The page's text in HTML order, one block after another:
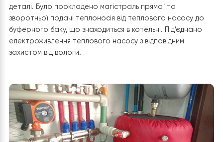
1. Встановлення зовнішнього блоку
Першим етапом встановлення моноблоку Raymer
07MN є вибір місця, яке було б суміжним з котельнею в
будинку та спрощувало б прокладання магістралі
насосу. Тепловий насос встановлено на саморобну
підставку та антивібраційні опори, що зменшують
вібрації при роботі вентилятора та компресора на
деталі. Було прокладено магістраль прямої та
зворотньої подачі теплоносія від теплового насосу